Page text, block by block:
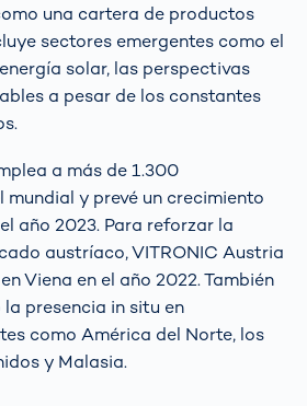
una cartera de productos
sectores emergentes como el
solar, las perspectivas
a pesar de los constantes
a más de 1.300
y prevé un crecimiento
año 2023. Para reforzar la
austríaco, VITRONIC Austria
Viena en el año 2022. También
presencia in situ en
como América del Norte, los
y Malasia.